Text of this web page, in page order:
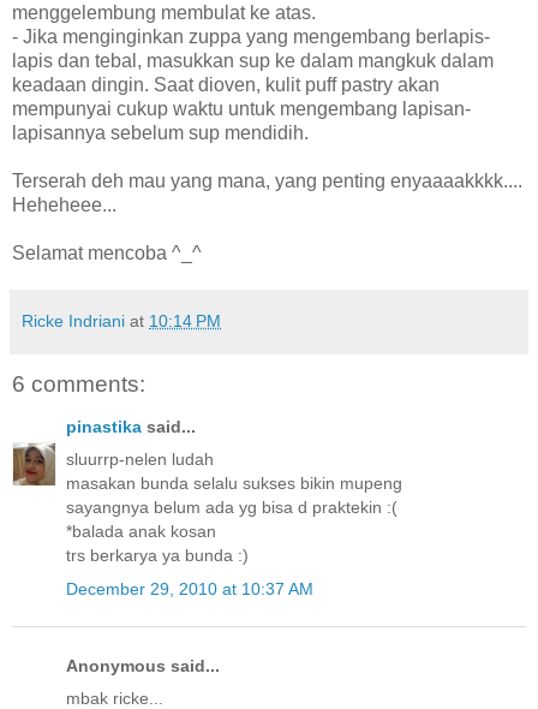
menggelembung membulat ke atas.
- Jika menginginkan zuppa yang mengembang berlapis-
lapis dan tebal, masukkan sup ke dalam mangkuk dalam
keadaan dingin. Saat dioven, kulit puff pastry akan
mempunyai cukup waktu untuk mengembang lapisan-
lapisannya sebelum sup mendidih.
Terserah deh mau yang mana, yang penting enyaaaakkkk....
Heheheee...
Selamat mencoba ^_^
Ricke Indriani at 10:14 PM
6 comments:
pinastika said...
sluurrp-nelen ludah
masakan bunda selalu sukses bikin mupeng
sayangnya belum ada yg bisa d praktekin :(
*balada anak kosan
trs berkarya ya bunda :)
December 29, 2010 at 10:37 AM
Anonymous said...
mbak ricke...